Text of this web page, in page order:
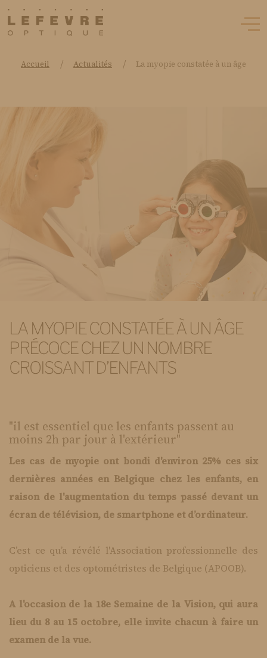
Accueil / Actualités / La myopie constatée à un âge
LA MYOPIE CONSTATÉE À UN ÂGE
PRÉCOCE CHEZ UN NOMBRE
CROISSANT D’ENFANTS
"il est essentiel que les enfants passent au
moins 2h par jour à l'extérieur"
Les cas de myopie ont bondi d'environ 25% ces six
dernières années en Belgique chez les enfants, en
raison de l'augmentation du temps passé devant un
écran de télévision, de smartphone et d’ordinateur.
C’est ce qu’a révélé l'Association professionnelle des
opticiens et des optométristes de Belgique (APOOB).
A l'occasion de la 18e Semaine de la Vision, qui aura
lieu du 8 au 15 octobre, elle invite chacun à faire un
examen de la vue.